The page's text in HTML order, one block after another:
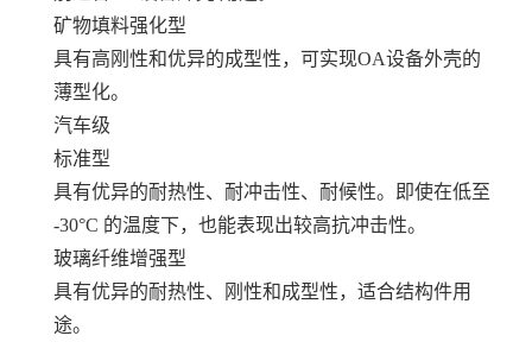
矿物填料强化型
具有高刚性和优异的成型性，可实现OA设备外壳的
薄型化。
汽车级
标准型
具有优异的耐热性、耐冲击性、耐候性。即使在低至
-30°C 的温度下，也能表现出较高抗冲击性。
玻璃纤维增强型
具有优异的耐热性、刚性和成型性，适合结构件用
途。